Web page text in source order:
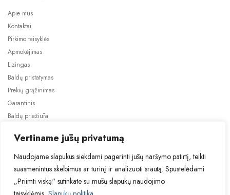
Vertiname jūsų privatumą
Naudojame slapukus siekdami pagerinti jūsų naršymo patirtį, teikti
suasmenintus skelbimus ar turinį ir analizuoti srautą. Spustelėdami
„Priimti viską“ sutinkate su mūsų slapukų naudojimo
Apie mus
Kontaktai
Pirkimo taisyklės
Apmokėjimas
Lizingas
Baldų pristatymas
Prekių grąžinimas
Garantinis
Baldų priežiūra